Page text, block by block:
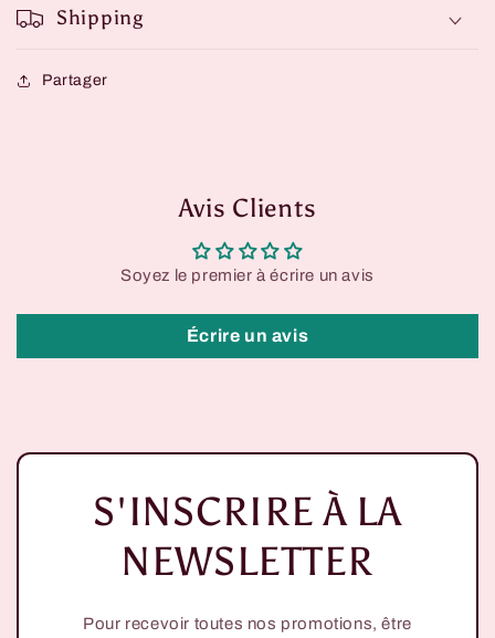
Shipping
Partager
Avis Clients
Soyez le premier à écrire un avis
Écrire un avis
S'INSCRIRE À LA
NEWSLETTER
Pour recevoir toutes nos promotions, être